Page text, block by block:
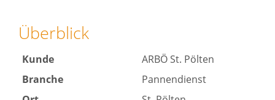
Überblick
Kunde
ARBÖ St. Pölten
Branche
Pannendienst